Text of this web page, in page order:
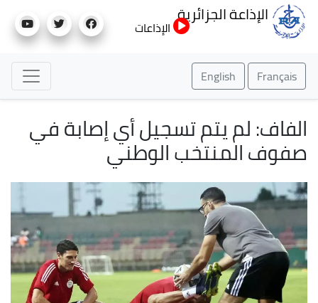
إلى
الإذاعة الجزائرية
الإذاعات
Français
English
الفاف: لم يتم تسجيل أي إصابة في
صفوف المنتخب الوطني